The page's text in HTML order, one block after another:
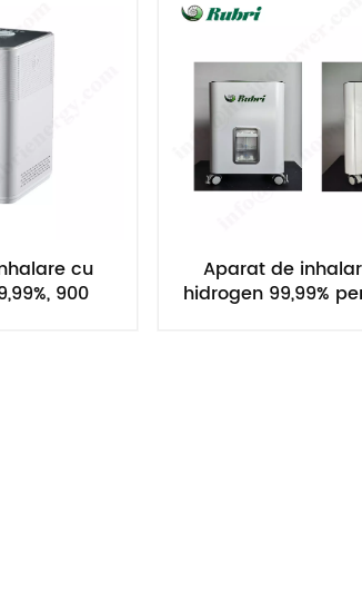
cu
900
Aparat de
hidrogen 99,99%